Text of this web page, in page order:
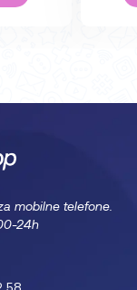
mobilne telefone.
24h
58